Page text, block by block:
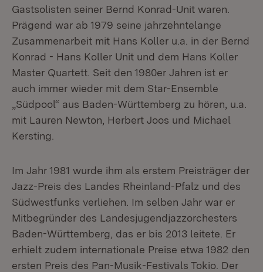
Gastsolisten seiner Bernd Konrad-Unit waren.
Prägend war ab 1979 seine jahrzehntelange
Zusammenarbeit mit Hans Koller u.a. in der Bernd
Konrad - Hans Koller Unit und dem Hans Koller
Master Quartett. Seit den 1980er Jahren ist er
auch immer wieder mit dem Star-Ensemble
„Südpool“ aus Baden-Württemberg zu hören, u.a.
mit Lauren Newton, Herbert Joos und Michael
Kersting.
Im Jahr 1981 wurde ihm als erstem Preisträger der
Jazz-Preis des Landes Rheinland-Pfalz und des
Südwestfunks verliehen. Im selben Jahr war er
Mitbegründer des Landesjugendjazzorchesters
Baden-Württemberg, das er bis 2013 leitete. Er
erhielt zudem internationale Preise etwa 1982 den
ersten Preis des Pan-Musik-Festivals Tokio. Der